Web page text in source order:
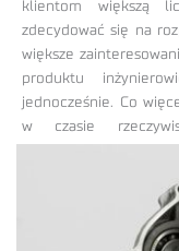
klientom większą
zdecydować się na
większe
produktu
jednocześnie. Co
w czasie